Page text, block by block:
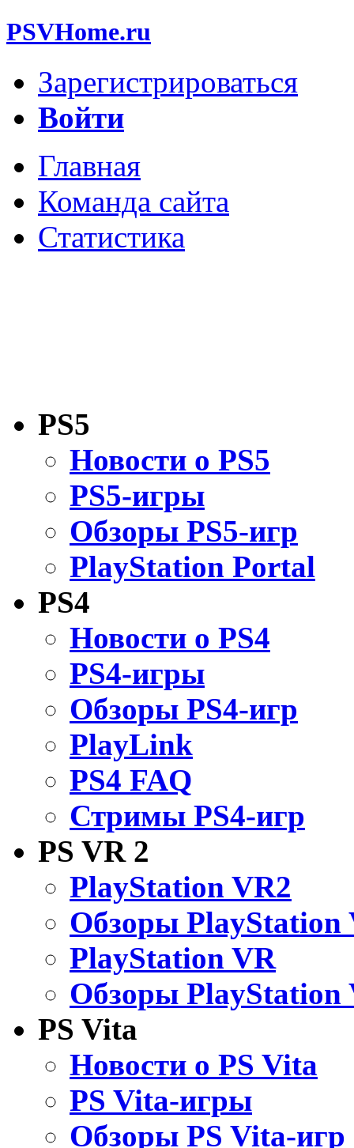
PSVHome.ru
Зарегистрироваться
Войти
Главная
Команда сайта
Статистика
PS5
Новости о PS5
PS5-игры
Обзоры PS5-игр
PlayStation Portal
PS4
Новости о PS4
PS4-игры
Обзоры PS4-игр
PlayLink
PS4 FAQ
Стримы PS4-игр
PS VR 2
PlayStation VR2
Обзоры PlayStation
PlayStation VR
Обзоры PlayStation
PS Vita
Новости о PS Vita
PS Vita-игры
Обзоры PS Vita-игр